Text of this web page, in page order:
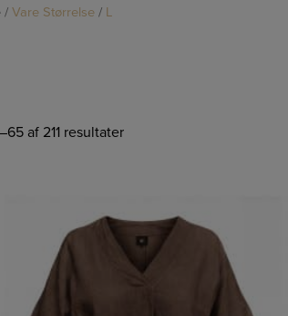
/Vare Størrelse/ L
af 211 resultater